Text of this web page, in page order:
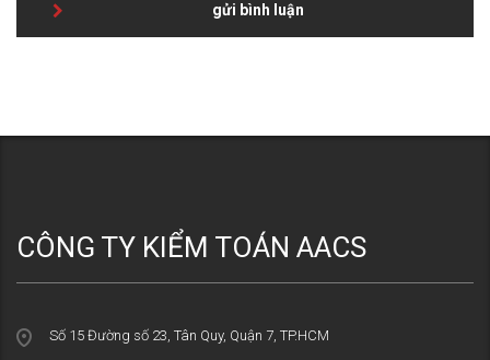
gửi bình luận
CÔNG TY KIỂM TOÁN AACS
Số 15 Đường số 23, Tân Quy, Quận 7, TP.HCM